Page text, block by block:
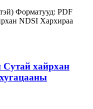
Форматууд: PDF
NDSI Хархираа
Сутай хайрхан